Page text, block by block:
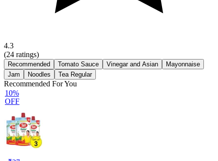
4.3
(24 ratings)
Recommended Tomato Sauce Vinegar and Asian
Mayonnaise
Jam
Noodles Tea Regular
Recommended For You
10%
OFF